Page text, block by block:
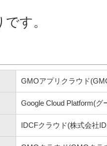
す。
GMOアプリクラウド
Google Cloud Platform(グ
IDCFクラウド(株式会社